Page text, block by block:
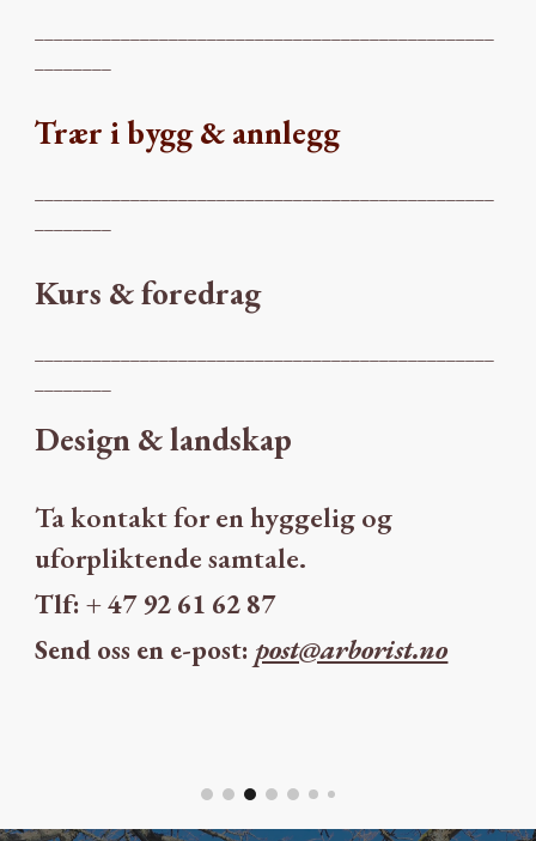
Trær i bygg & annlegg
Kurs & foredrag
Design & landskap
Ta kontakt for en hyggelig og
uforpliktende samtale.
Tlf: + 47 92 61 62 87
Send oss en e-post: post@arborist.no